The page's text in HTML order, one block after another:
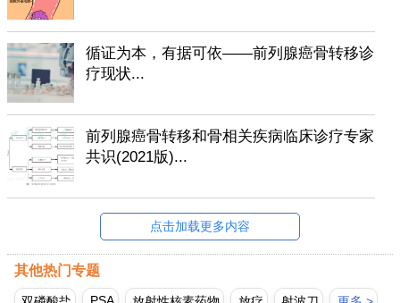
循证为本，有据可依——前列腺癌骨转移诊
疗现状...
前列腺癌骨转移和骨相关疾病临床诊疗专家
共识(2021版)...
点击加载更多内容
其他热门专题
PSA